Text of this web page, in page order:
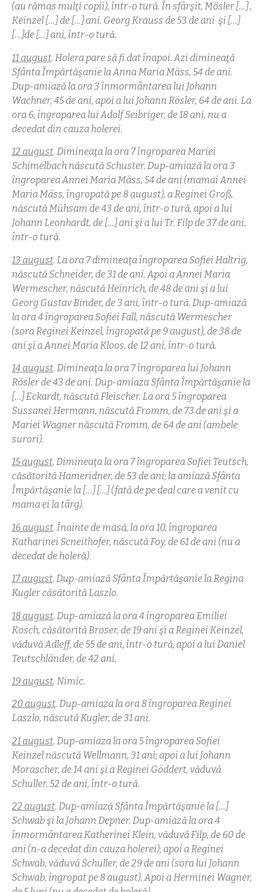
(au rămas mulţi copii), într-o tură. În sfârşit, Mösler […] ,
Keinzel […] de […] ani. Georg Krauss de 53 de ani şi […]
[…]de […] ani, într-o tură.
11 august. Holera pare să fi dat înapoi. Azi dimineaţă
Sfânta Împărtăşanie la Anna Maria Mäss, 54 de ani.
Dup-amiază la ora 3 înmormântarea lui Johann
Wachner, 45 de ani, apoi a lui Johann Rösler, 64 de ani. La
ora 6, îngroparea lui Adolf Seibriger, de 18 ani, nu a
decedat din cauza holerei.
12 august. Dimineaţa la ora 7 îngroparea Mariei
Schimelbach născută Schuster. Dup-amiază la ora 3
îngroparea Annei Maria Mäss, 54 de ani (mamai Annei
Maria Mäss, îngropată pe 8 august), a Reginei Groß,
născută Mühsam de 43 de ani, într-o tură, apoi a lui
Johann Leonhardt, de […] ani şi a lui Tr. Filp de 37 de ani,
într-o tură.
13 august. La ora 7 dimineaţa îngroparea Sofiei Haltrig,
născută Schneider, de 31 de ani. Apoi a Annei Maria
Wermescher, născută Heinrich, de 48 de ani şi a lui
Georg Gustav Binder, de 3 ani, într-o tură. Dup-amiază
la ora 4 îngroparea Sofiei Fall, născută Wermescher
(sora Reginei Keinzel, îngropată pe 9 august), de 38 de
ani şi a Annei Maria Kloos, de 12 ani, într-o tură.
14 august. Dimineaţa la ora 7 îngroparea lui Johann
Rösler de 43 de ani. Dup-amiaza Sfânta Împărtăşanie la
[…] Eckardt, născută Fleischer. La ora 5 îngroparea
Sussanei Hermann, născută Fromm, de 73 de ani şi a
Mariei Wagner născută Fromm, de 64 de ani (ambele
surori).
15 august. Dimineaţa la ora 7 îngroparea Sofiei Teutsch,
căsătorită Hameridner, de 53 de ani; la amiază Sfânta
Împărtăşanie la […] […] (fată de pe deal care a venit cu
mama ei la târg).
16 august. Înainte de masă, la ora 10, îngroparea
Katharinei Scneithofer, născută Foy, de 61 de ani (nu a
decedat de holeră).
17 august. Dup-amiază Sfânta Împărtăşanie la Regina
Kugler căsătorită Laszlo.
18 august. Dup-amiază la ora 4 îngroparea Emiliei
Kosch, căsătorită Broser, de 19 ani şi a Reginei Keinzel,
văduvă Adleff, de 55 de ani, într-o tură, apoi a lui Daniel
Teutschländer, de 42 ani.
19 august. Nimic.
20 august. Dup-amiaza la ora 8 îngroparea Reginei
Laszlo, născută Kugler, de 31 ani.
21 august. Dup-amiaza la ora 5 îngroparea Sofiei
Keinzel născută Wellmann, 31 ani; apoi a lui Johann
Morascher, de 14 ani şi a Reginei Göddert, văduvă
Schuller, 52 de ani, într-o tură.
22 august. Dup-amiază Sfânta Împărtăşanie la […]
Schwab şi la Johann Depner. Dup-amiază la ora 4
înmormântarea Katherinei Klein, văduvă Filp, de 60 de
ani (n-a decedat din cauza holerei); apoi a Reginei
Schwab, văduvă Schuller, de 29 de ani (sora lui Johann
Schwab, îngropat pe 8 august). Apoi a Herminei Wagner,